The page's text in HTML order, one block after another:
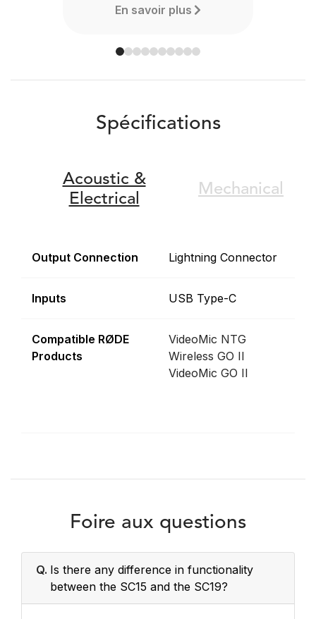
En savoir plus
Spécifications
Acoustic &
Electrical
Mechanical
Output Connection Lightning Connector
Inputs USB Type-C
Compatible RØDE
Products
VideoMic NTG
Wireless GO II
VideoMic GO II
Foire aux questions
Q. Is there any difference in functionality
between the SC15 and the SC19?